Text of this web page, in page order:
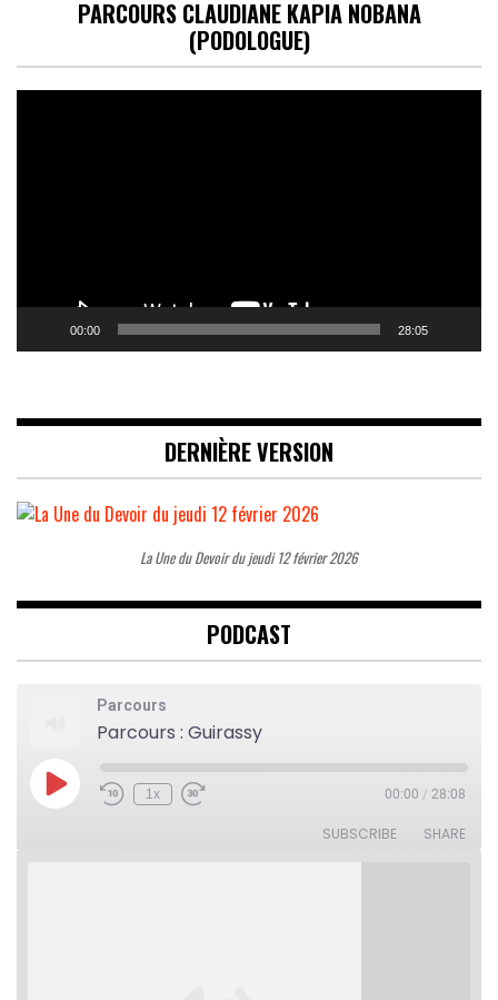
PARCOURS CLAUDIANE KAPIA NOBANA
(PODOLOGUE)
00:00 28:05
DERNIÈRE VERSION
La Une du Devoir du jeudi 12 février 2026
PODCAST
Parcours
Parcours : Guirassy
Play
Episode
Rewind
1x
Fast
00:00 / 28:08
SUBSCRIBE SHARE